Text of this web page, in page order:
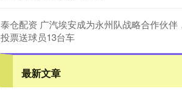
泰仓配资 广汽埃安成为永州队战略合作伙伴
投票送球员13台车
最新文章